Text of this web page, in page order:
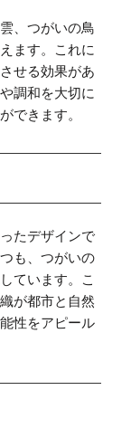
、つがいの鳥
ます。これに
せる効果があ
調和を大切に
できます。
たデザインで
も、つがいの
ています。こ
が都市と自然
性をアピール